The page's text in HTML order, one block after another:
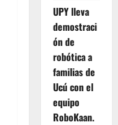
UPY lleva
demostraci
ón de
robótica a
familias de
Ucú con el
equipo
RoboKaan.